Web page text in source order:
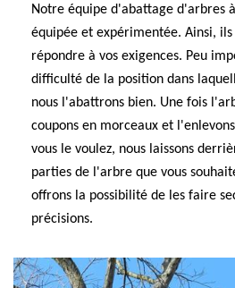
Notre équipe d'abattage d'arbres
équipée et expérimentée. Ainsi,
répondre à vos exigences. Peu
difficulté de la position dans
nous l'abattrons bien. Une fois
coupons en morceaux et
vous le voulez, nous laissons
parties de l'arbre que vous
offrons la possibilité de les faire
précisions.